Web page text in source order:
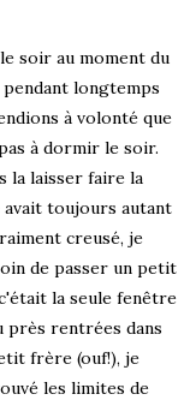
soir au moment du
longtemps
à volonté que
à dormir le soir.
la laisser faire la
avait toujours autant
creusé, je
de passer un petit
la seule fenêtre
près rentrées dans
frère (ouf!), je
les limites de